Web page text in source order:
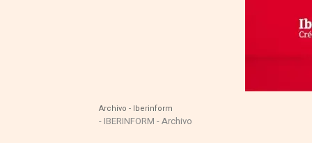
Archivo - Iberinform
- IBERINFORM - Archivo